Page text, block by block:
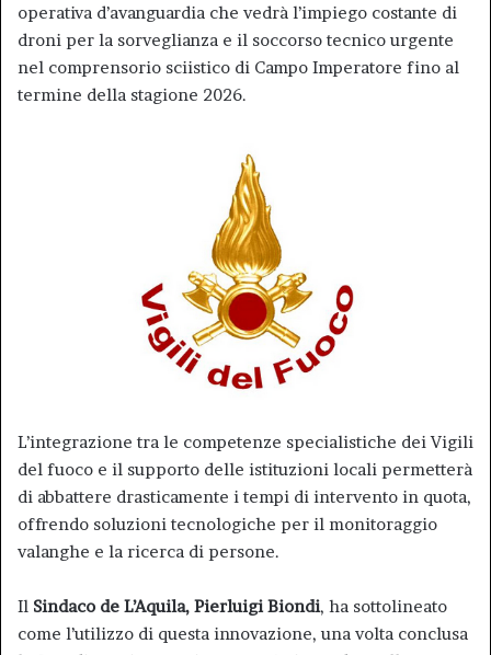
operativa d’avanguardia che vedrà l’impiego costante di
droni per la sorveglianza e il soccorso tecnico urgente
nel comprensorio sciistico di Campo Imperatore fino al
termine della stagione 2026.
L’integrazione tra le competenze specialistiche dei Vigili
del fuoco e il supporto delle istituzioni locali permetterà
di abbattere drasticamente i tempi di intervento in quota,
offrendo soluzioni tecnologiche per il monitoraggio
valanghe e la ricerca di persone.
Il Sindaco de L’Aquila, Pierluigi Biondi, ha sottolineato
come l’utilizzo di questa innovazione, una volta conclusa